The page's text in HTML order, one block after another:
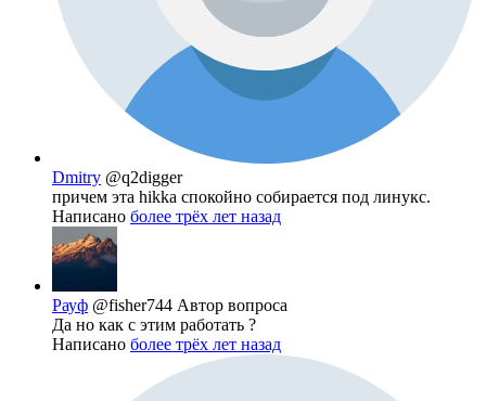
Dmitry @q2digger
причем эта hikka спокойно собирается под линукс.
Написано более трёх лет назад
Рауф @fisher744 Автор вопроса
Да но как с этим работать ?
Написано более трёх лет назад